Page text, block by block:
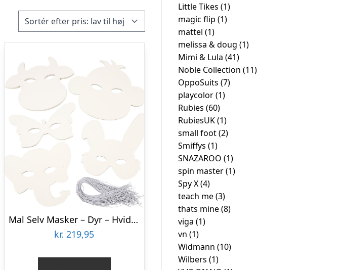
Mal Selv Masker – Dyr – Hvid – 100 Stk
kr. 219,95
Little Tikes (1)
magic flip (1)
mattel (1)
melissa & doug (1)
Mimi & Lula (41)
Noble Collection (11)
OppoSuits (7)
playcolor(1)
Rubies (60)
RubiesUK(1)
small foot(2)
Smiffys (1)
SNAZAROO (1)
spin master(1)
Spy X(4)
teach me(3)
thats mine(8)
viga (1)
vn (1)
Widmann (10)
Wilbers (1)